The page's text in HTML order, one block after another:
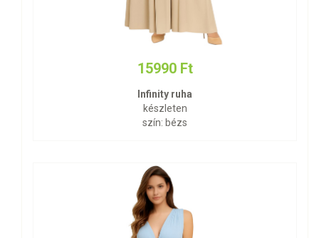
15990 Ft
Infinity ruha
készleten
szín: bézs